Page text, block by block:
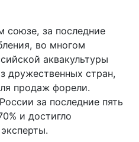
союзе, за последние
во многом
аквакультуры
дружественных стран,
продаж форели.
за последние пять
и достигло